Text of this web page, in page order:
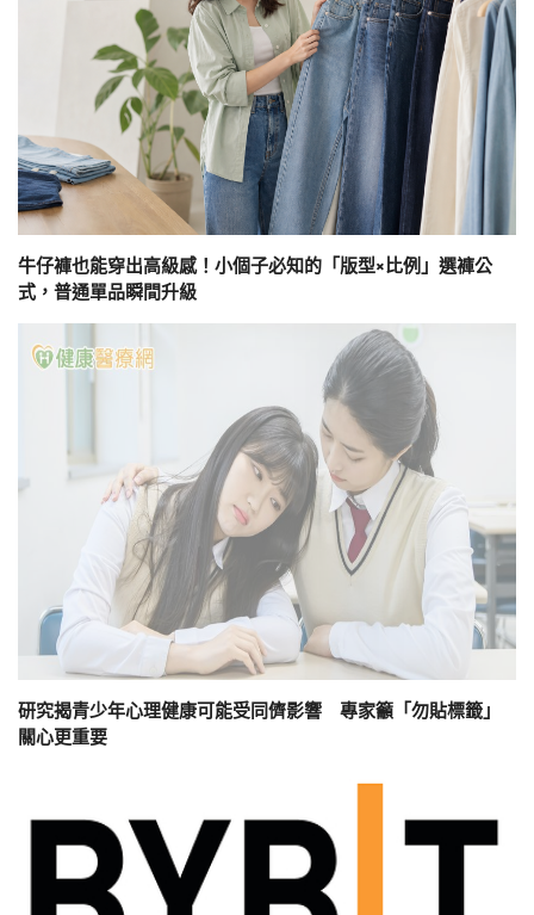
牛仔褲也能穿出高級感！小個子必知的「版型×比例」選褲公
式，普通單品瞬間升級
研究揭青少年心理健康可能受同儕影響 專家籲「勿貼標籤」
關心更重要